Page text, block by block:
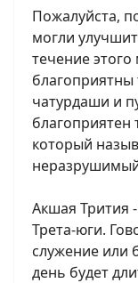
Пожалуйста,
могли
течение
благоприятны
чатурдаши и
благоприятен
который
Акшая Трития
Трета-юги.
служение или
день будет